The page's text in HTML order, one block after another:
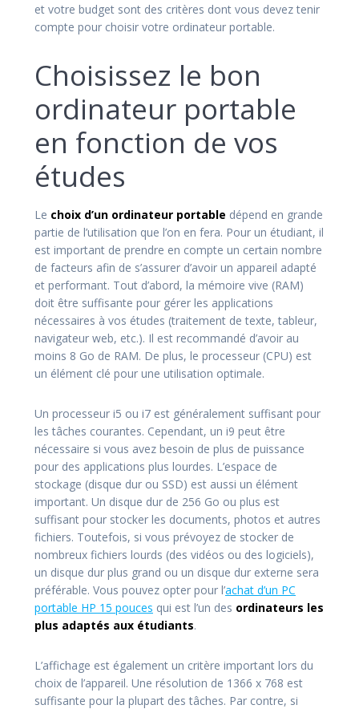
et votre budget sont des critères dont vous devez tenir
compte pour choisir votre ordinateur portable.
Choisissez le bon
ordinateur portable
en fonction de vos
études
Le choix d’un ordinateur portable dépend en grande
partie de l’utilisation que l’on en fera. Pour un étudiant, il
est important de prendre en compte un certain nombre
de facteurs afin de s’assurer d’avoir un appareil adapté
et performant. Tout d’abord, la mémoire vive (RAM)
doit être suffisante pour gérer les applications
nécessaires à vos études (traitement de texte, tableur,
navigateur web, etc.). Il est recommandé d’avoir au
moins 8 Go de RAM. De plus, le processeur (CPU) est
un élément clé pour une utilisation optimale.
Un processeur i5 ou i7 est généralement suffisant pour
les tâches courantes. Cependant, un i9 peut être
nécessaire si vous avez besoin de plus de puissance
pour des applications plus lourdes. L’espace de
stockage (disque dur ou SSD) est aussi un élément
important. Un disque dur de 256 Go ou plus est
suffisant pour stocker les documents, photos et autres
fichiers. Toutefois, si vous prévoyez de stocker de
nombreux fichiers lourds (des vidéos ou des logiciels),
un disque dur plus grand ou un disque dur externe sera
préférable. Vous pouvez opter pour l’achat d’un PC
portable HP 15 pouces qui est l’un des ordinateurs les
plus adaptés aux étudiants.
L’affichage est également un critère important lors du
choix de l’appareil. Une résolution de 1366 x 768 est
suffisante pour la plupart des tâches. Par contre, si